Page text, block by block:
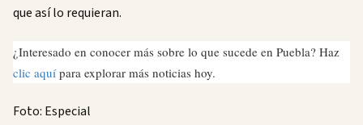
que así lo requieran.
¿Interesado en conocer más sobre lo que sucede en Puebla? Haz
clic aquípara explorar más noticias hoy.
Foto: Especial